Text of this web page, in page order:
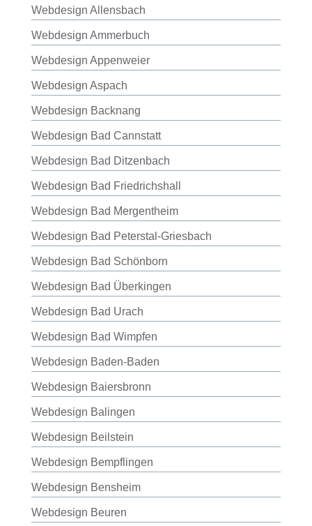
Webdesign Allensbach
Webdesign Ammerbuch
Webdesign Appenweier
Webdesign Aspach
Webdesign Backnang
Webdesign Bad Cannstatt
Webdesign Bad Ditzenbach
Webdesign Bad Friedrichshall
Webdesign Bad Mergentheim
Webdesign Bad Peterstal-Griesbach
Webdesign Bad Schönborn
Webdesign Bad Überkingen
Webdesign Bad Urach
Webdesign Bad Wimpfen
Webdesign Baden-Baden
Webdesign Baiersbronn
Webdesign Balingen
Webdesign Beilstein
Webdesign Bempflingen
Webdesign Bensheim
Webdesign Beuren